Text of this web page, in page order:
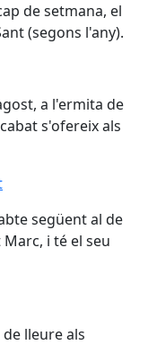
de setmana, el
(segons l'any).
a l'ermita de
s'ofereix als
següent al de
i té el seu
lleure als